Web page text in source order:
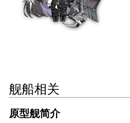
舰船相关
原型舰简介